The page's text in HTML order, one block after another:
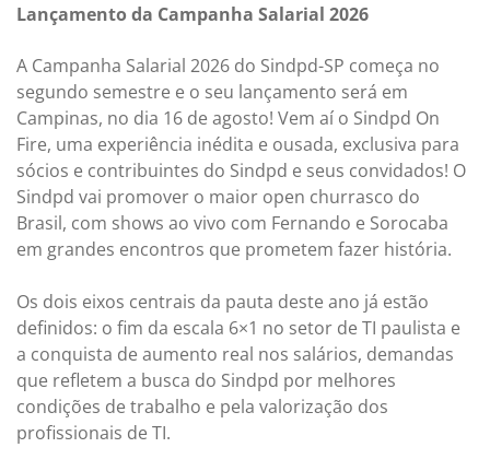
Lançamento da Campanha Salarial 2026
A Campanha Salarial 2026 do Sindpd-SP começa no
segundo semestre e o seu lançamento será em
Campinas, no dia 16 de agosto! Vem aí o Sindpd On
Fire, uma experiência inédita e ousada, exclusiva para
sócios e contribuintes do Sindpd e seus convidados! O
Sindpd vai promover o maior open churrasco do
Brasil, com shows ao vivo com Fernando e Sorocaba
em grandes encontros que prometem fazer história.
Os dois eixos centrais da pauta deste ano já estão
definidos: o fim da escala 6×1 no setor de TI paulista e
a conquista de aumento real nos salários, demandas
que refletem a busca do Sindpd por melhores
condições de trabalho e pela valorização dos
profissionais de TI.